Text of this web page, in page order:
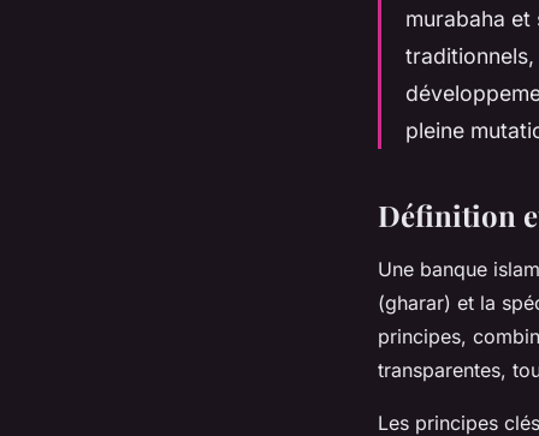
murabaha
pleine
Définition
Une banque
(gharar) et la
principes,
transparentes,
Les principes